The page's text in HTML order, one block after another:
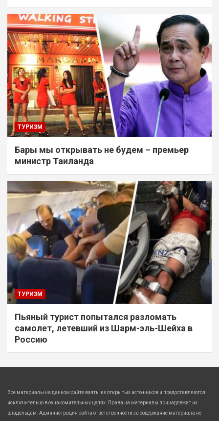
ТУРИЗМ
Бары мы открывать не будем – премьер
министр Таиланда
ТУРИЗМ
Пьяный турист попытался разломать
самолет, летевший из Шарм-эль-Шейха в
Россию
Все материалы на данном сайте взяты из открытых источников и предоставляются
исключительно в ознакомительных целях. Права на материалы принадлежат их
владельцам. Администрация сайта ответственности за содержание материала не